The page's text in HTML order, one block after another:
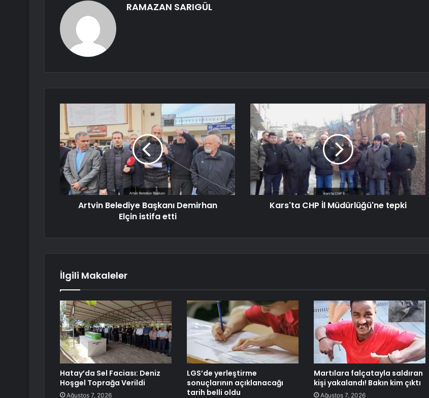
RAMAZAN SARIGÜL
Artvin Belediye Başkanı Demirhan
Elçin istifa etti
Kars'ta CHP İl Müdürlüğü'ne tepki
İlgili Makaleler
Hatay’da Sel Faciası: Deniz
Hoşgel Toprağa Verildi
Ağustos 7, 2026
LGS’de yerleştirme
sonuçlarının açıklanacağı
tarih belli oldu
Martılara falçatayla saldıran
kişi yakalandı! Bakın kim çıktı
Ağustos 7, 2026